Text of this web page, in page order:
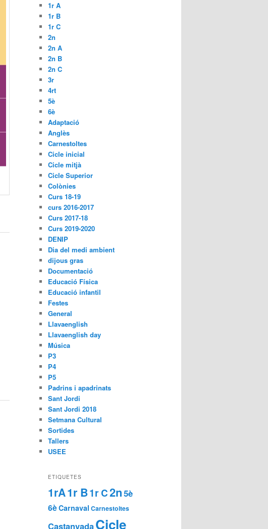
1r A
1r B
1r C
2n
2n A
2n B
2n C
3r
4rt
5è
6è
Adaptació
Anglès
Carnestoltes
Cicle inicial
Cicle mitjà
Cicle Superior
Colònies
Curs 18-19
curs 2016-2017
Curs 2017-18
Curs 2019-2020
DENIP
Dia del medi ambient
dijous gras
Documentació
Educació Física
Educació infantil
Festes
General
Llavaenglish
Llavaenglish day
Música
P3
P4
P5
Padrins i apadrinats
Sant Jordi
Sant Jordi 2018
Setmana Cultural
Sortides
Tallers
USEE
ETIQUETES
1rA1r B1r C2n5è
6èCarnaval Carnestoltes
CastanyadaCicle